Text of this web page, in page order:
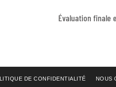
Évaluation finale
DE CONFIDENTIALITÉ NOUS